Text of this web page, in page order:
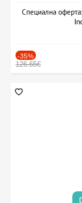
Специална
-35%
126.65€